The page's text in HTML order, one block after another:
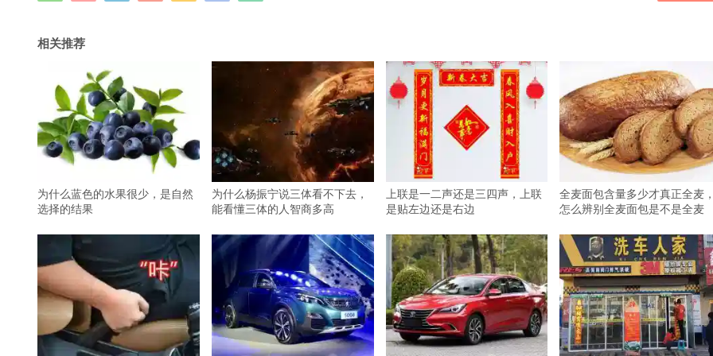
相关推荐
为什么蓝色的水果很少，是自然
选择的结果
为什么杨振宁说三体看不下去，
能看懂三体的人智商多高
上联是一二声还是三四声，上联
是贴左边还是右边
全麦面包含量多少才真正全麦
怎么辨别全麦面包是不是全麦